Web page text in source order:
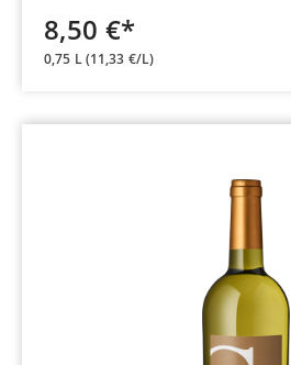
8,50 €*
0,75 L(11,33 €/L)